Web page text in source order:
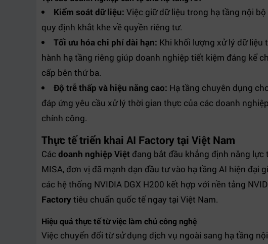
Kiểm soát dữ liệu: Việc giữ dữ liệu trong hạ tầng nội
quy định khắt khe về quyền riêng tư.
Tối ưu hóa chi phí dài hạn: Khi khối lượng xử lý dữ liệu
hành hạ tầng riêng giúp doanh nghiệp tiết kiệm đáng kể
cấp bên thứ ba.
Độ trễ thấp và hiệu năng cao: Hạ tầng chuyên dụng
đáp ứng yêu cầu xử lý thời gian thực của các doanh
chính công.
Thực tế triển khai AI Factory tại Việt Nam
Cácdoanh nghiệp Việt đang bắt đầu khẳng định năng
MISA, đơn vị đã mạnh dạn đầu tư vào hạ tầng AI hiện đại
các hệ thống NVIDIA DGX H200 kết hợp với nền tảng
Factorytiêu chuẩn quốc tế ngay tại Việt Nam.
Hiệu quả thực tế từ việc làm chủ công nghệ
Việc chuyển đổi từ sử dụng dịch vụ ngoài sang hạ tầng